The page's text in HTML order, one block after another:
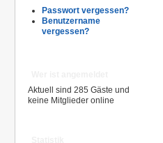
Passwort vergessen?
Benutzername
vergessen?
Aktuell sind 285 Gäste und
keine Mitglieder online